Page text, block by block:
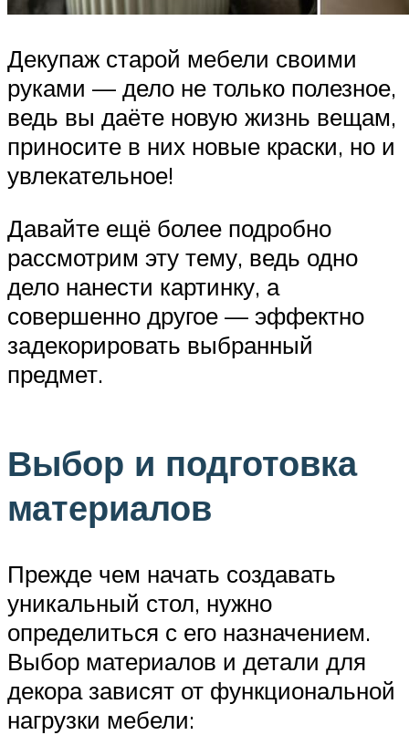
Декупаж старой мебели своими
руками — дело не только полезное,
ведь вы даёте новую жизнь вещам,
приносите в них новые краски, но и
увлекательное!
Давайте ещё более подробно
рассмотрим эту тему, ведь одно
дело нанести картинку, а
совершенно другое — эффектно
задекорировать выбранный
предмет.
Выбор и подготовка
материалов
Прежде чем начать создавать
уникальный стол, нужно
определиться с его назначением.
Выбор материалов и детали для
декора зависят от функциональной
нагрузки мебели: